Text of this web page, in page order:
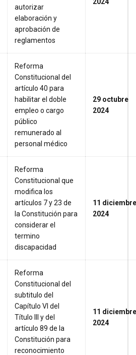
autorizar
elaboración y
aprobación de
reglamentos
Reforma
Constitucional del
artículo 40 para
habilitar el doble
empleo o cargo
público
remunerado al
personal médico
29 octubre
2024
Reforma
Constitucional que
modifica los
artículos 7 y 23 de
la Constitución para
considerar el
termino
discapacidad
11 diciembre
2024
Reforma
Constitucional del
subtitulo del
Capítulo VI del
Título III y del
artículo 89 de la
Constitución para
reconocimiento
11 diciembre
2024